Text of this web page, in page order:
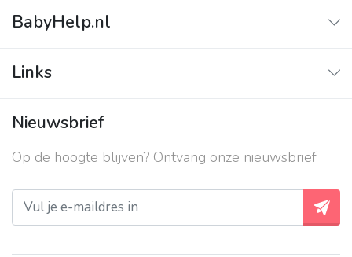
BabyHelp.nl
Vraag & Antwoord
Links
Contact
Over ons
Privacy beleid
Nieuwsbrief
Op de hoogte blijven? Ontvang onze nieuwsbrief